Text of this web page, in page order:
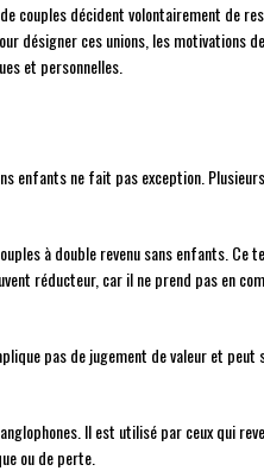
couples décident volontairement de
désigner ces unions, les motivations
et personnelles.
enfants ne fait pas exception.
à double revenu sans enfants. Ce
réducteur, car il ne prend pas en
pas de jugement de valeur et peut
Il est utilisé par ceux qui
ou de perte.